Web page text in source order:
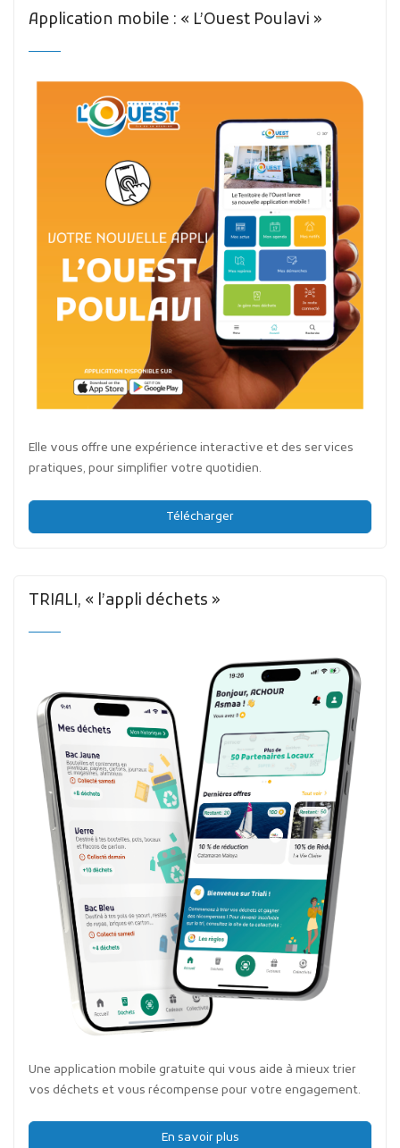
Application mobile : « L’Ouest Poulavi »
Elle vous offre une expérience interactive et des services
pratiques, pour simplifier votre quotidien.
Télécharger
TRIALI, « l’appli déchets »
Une application mobile gratuite qui vous aide à mieux trier
vos déchets et vous récompense pour votre engagement.
En savoir plus